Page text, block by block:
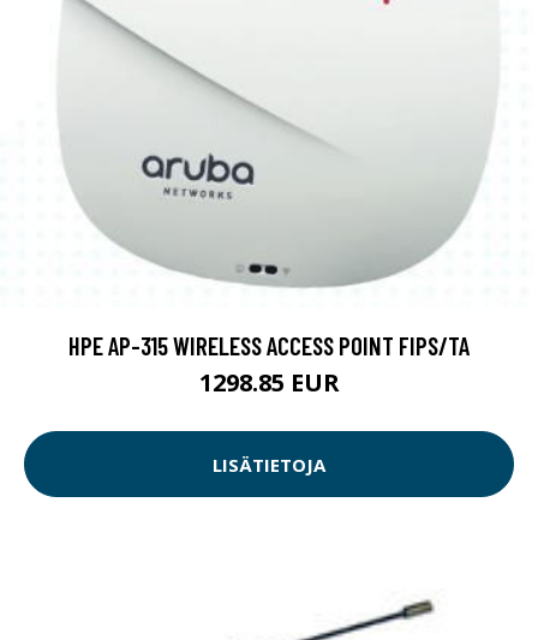
HPE AP-315 WIRELESS ACCESS POINT FIPS/TA
1298.85 EUR
LISÄTIETOJA